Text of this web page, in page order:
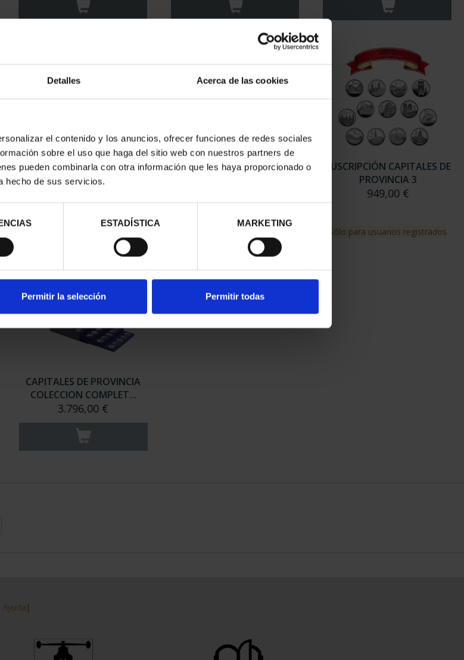
Detalles Acerca de las cookies
el contenido y los anuncios, ofrecer funciones de redes sociales
sobre el uso que haga del sitio web con nuestros partners de
pueden combinarla con otra información que les haya proporcionado o
hecho de sus servicios.
ESTADÍSTICA MARKETING
Permitir la selección Permitir todas
SUSCRIPCIÓN CAPITALES DE
PROVINCIA 1
SUSCRIPCIÓN CAPITALES DE
SUSCRIPCIÓN CAPITALES DE
PROVINCIA 3
949,00 €
Sólo para usuarios registrados
CAPITALES DE PROVINCIA
COLECCION COMPLET...
3.796,00 €
Ayuda |